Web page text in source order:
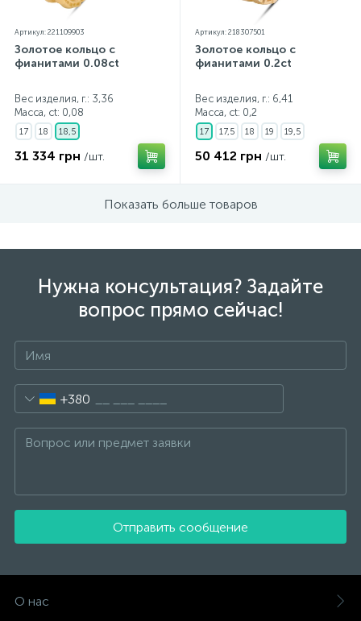
Артикул: 221109903
Золотое кольцо с
фианитами 0.08ct
Вес изделия, г.: 3,36
Масса, ct: 0,08
17 18 18,5
31 334 грн /шт.
Артикул: 218307501
Золотое кольцо с
фианитами 0.2ct
Вес изделия, г.: 6,41
Масса, ct: 0,2
17 17,5 18 19 19,5
50 412 грн /шт.
Показать больше товаров
Нужна консультация? Задайте
вопрос прямо сейчас!
+380
Отправить сообщение
О нас